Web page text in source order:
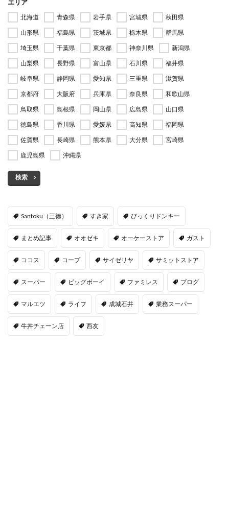
エリア
北海道 青森県 岩手県 宮城県
秋田県
山形県
福島県 茨城県 栃木県
群馬県
埼玉県
千葉県 東京都 神奈川県
新潟県
山梨県
長野県 富山県 石川県
福井県
岐阜県
静岡県 愛知県 三重県
滋賀県
京都府
大阪府 兵庫県 奈良県
和歌山県
鳥取県
島根県 岡山県 広島県
山口県
徳島県
香川県 愛媛県 高知県
福岡県
佐賀県
長崎県 熊本県 大分県
宮崎県
鹿児島県
沖縄県
検索
Santoku（三徳） すき家 びっくりドンキー
まとめ記事 オオゼキ オーケーストア ガスト
ココス コープ サイゼリヤ サミットストア
スーパー ビッグボーイ ファミレス ブログ
マルエツ ライフ 成城石井 業務スーパー
牛丼チェーン店 西友